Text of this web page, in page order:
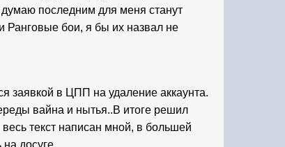
последним для меня станут
Ранговые бои, я бы их назвал не
заявкой в ЦПП на удаление аккаунта.
вайна и нытья..В итоге решил
текст написан мной, в большей
досуге.